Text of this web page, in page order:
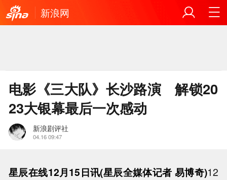
新浪网
电影《三大队》长沙路演 解锁20
23大银幕最后一次感动
新浪剧评社
04.16 09:47
星辰在线12月15日讯(星辰全媒体记者 易博奇)12